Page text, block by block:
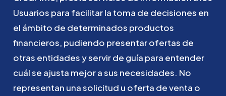
Usuarios para facilitarla toma de decisiones en
el ámbito de determinados productos
financieros, pudiendo presentarofertas de
otras entidadesyservirde guía para entender
cuálse ajusta mejorasus necesidades. No
representan unasolicitud u oferta deventa o